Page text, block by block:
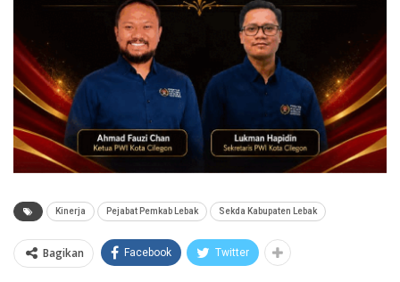
Kinerja Pejabat Pemkab Lebak Sekda Kabupaten Lebak
Bagikan Facebook Twitter